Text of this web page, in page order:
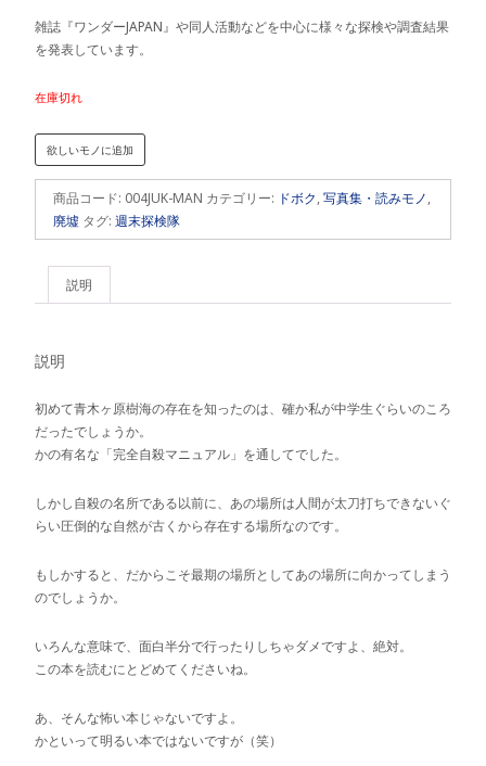
雑誌『ワンダーJAPAN』や同人活動などを中心に様々な探検や調査結果
を発表しています。
在庫切れ
欲しいモノに追加
商品コード: 004JUK-MAN カテゴリー: ドボク,写真集・読みモノ,
廃墟 タグ: 週末探検隊
説明
説明
初めて青木ヶ原樹海の存在を知ったのは、確か私が中学生ぐらいのころ
だったでしょうか。
かの有名な「完全自殺マニュアル」を通してでした。
しかし自殺の名所である以前に、あの場所は人間が太刀打ちできないぐ
らい圧倒的な自然が古くから存在する場所なのです。
もしかすると、だからこそ最期の場所としてあの場所に向かってしまう
のでしょうか。
いろんな意味で、面白半分で行ったりしちゃダメですよ、絶対。
この本を読むにとどめてくださいね。
あ、そんな怖い本じゃないですよ。
かといって明るい本ではないですが（笑）